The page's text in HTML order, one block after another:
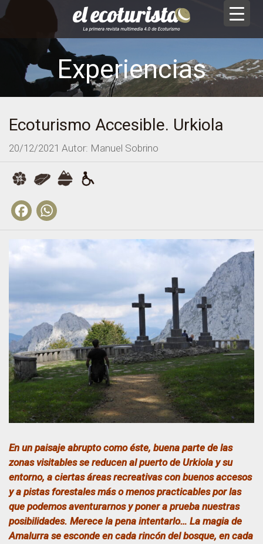
Experiencias
Ecoturismo Accesible. Urkiola
20/12/2021 Autor: Manuel Sobrino
Facebook
En un paisaje abrupto como éste, buena parte de las
zonas visitables se reducen al puerto de Urkiola y su
entorno, a ciertas áreas recreativas con buenos accesos
y a pistas forestales más o menos practicables por las
que podemos aventurarnos y poner a prueba nuestras
posibilidades. Merece la pena intentarlo… La magia de
Amalurra se esconde en cada rincón del bosque, en cada